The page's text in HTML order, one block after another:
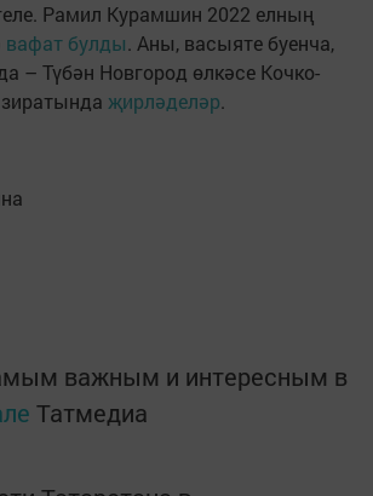
Рамил Курамшин 2022 елның
вафат булды. Аны, васыяте буенча,
– Түбән Новгород өлкәсе Кочко-
җирләделәр.
важным и интересным в
Татмедиа